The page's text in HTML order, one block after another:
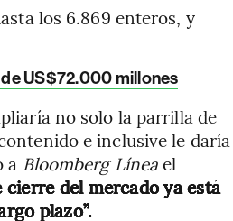
los 6.869 enteros, y
US$72.000 millones
no solo la parrilla de
e inclusive le daría
a Bloomberg Líneael
cierre del mercado ya está
plazo”.